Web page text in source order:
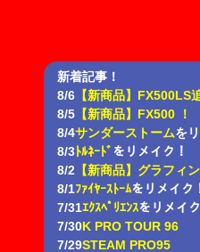
新着記事！
8/6【新商品】FX500LS
8/5【新商品】FX500 ！
8/4サンダーストームを
8/3ﾄﾙﾈｰﾄﾞ をリメイク！
8/2 【新商品】グラフィ
8/1 ﾌｧｲﾔｰｽﾄｰﾑをリメイク
7/31ｴｸｽﾍﾟﾘｴﾝｽをリメイク
7/30K PRO TOUR 96
7/29STEAM PRO95